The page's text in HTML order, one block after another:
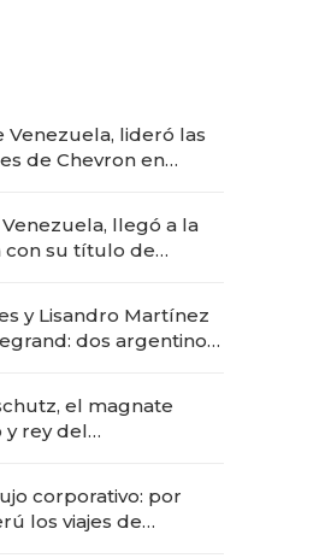
Venezuela, lideró las
de Chevron en
llegó a la
con su título de
"fast premium"
y Lisandro Martínez
dos argentinos
el magnate
rey del
corporativo: por
los viajes de